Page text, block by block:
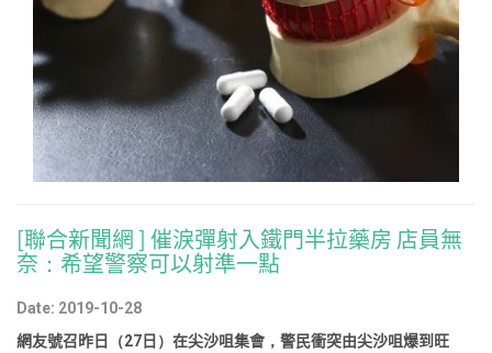
[聯合新聞網 ] 催淚彈射入鐵門半拉藥房 店員無
奈：希望警察可以射準一點
Date: 2019-10-28
網友號召昨日（27日）在尖沙咀集會，警民衝突由尖沙咀爆到旺